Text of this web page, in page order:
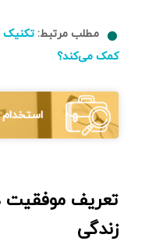
مطلب مرتبط: تکنیک
کمک می‌کند؟
تعریف
زندگی